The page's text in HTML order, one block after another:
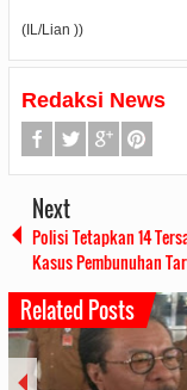
(IL/Lian ))
Redaksi News
Next
Polisi Tetapkan 14
Kasus Pembunuhan
Related Posts